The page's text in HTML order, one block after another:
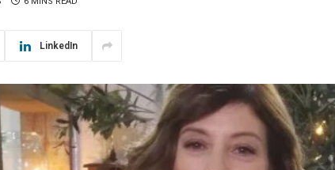
LinkedIn